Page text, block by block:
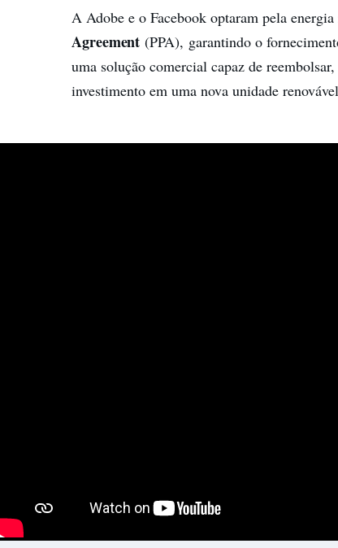
A Adobe e o Facebook optaram pela
Agreement (PPA), garantindo o
uma solução comercial capaz de
investimento em uma nova unidade